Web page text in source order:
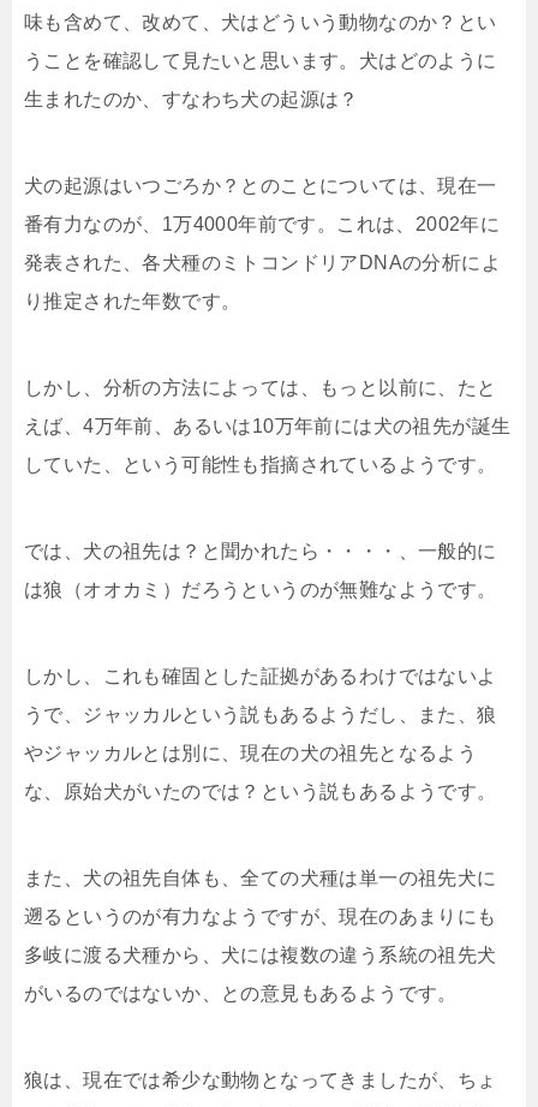
味も含めて、改めて、犬はどういう動物なのか？とい
うことを確認して見たいと思います。犬はどのように
生まれたのか、すなわち犬の起源は？
犬の起源はいつごろか？とのことについては、現在一
番有力なのが、1万4000年前です。これは、2002年に
発表された、各犬種のミトコンドリアDNAの分析によ
り推定された年数です。
しかし、分析の方法によっては、もっと以前に、たと
えば、4万年前、あるいは10万年前には犬の祖先が誕生
していた、という可能性も指摘されているようです。
では、犬の祖先は？と聞かれたら・・・・、一般的に
は狼（オオカミ）だろうというのが無難なようです。
しかし、これも確固とした証拠があるわけではないよ
うで、ジャッカルという説もあるようだし、また、狼
やジャッカルとは別に、現在の犬の祖先となるよう
な、原始犬がいたのでは？という説もあるようです。
また、犬の祖先自体も、全ての犬種は単一の祖先犬に
遡るというのが有力なようですが、現在のあまりにも
多岐に渡る犬種から、犬には複数の違う系統の祖先犬
がいるのではないか、との意見もあるようです。
狼は、現在では希少な動物となってきましたが、ちょ